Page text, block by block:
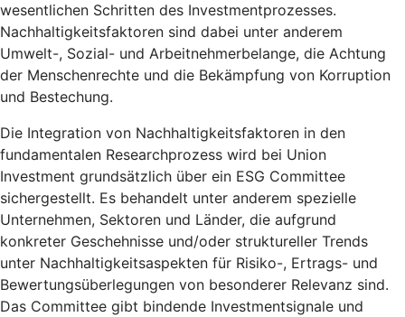
wesentlichen Schritten des Investmentprozesses.
Nachhaltigkeitsfaktoren sind dabei unter anderem
Umwelt-, Sozial- und Arbeitnehmerbelange, die Achtung
der Menschenrechte und die Bekämpfung von Korruption
und Bestechung.
Die Integration von Nachhaltigkeitsfaktoren in den
fundamentalen Researchprozess wird bei Union
Investment grundsätzlich über ein ESG Committee
sichergestellt. Es behandelt unter anderem spezielle
Unternehmen, Sektoren und Länder, die aufgrund
konkreter Geschehnisse und/oder struktureller Trends
unter Nachhaltigkeitsaspekten für Risiko-, Ertrags- und
Bewertungsüberlegungen von besonderer Relevanz sind.
Das Committee gibt bindende Investmentsignale und